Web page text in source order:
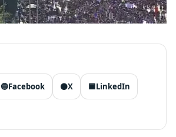
🔵Facebook ⚫X 🟦LinkedIn